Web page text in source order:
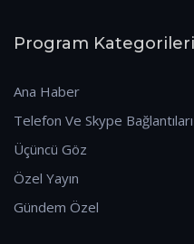
Program Kategorileri
Ana Haber
Telefon Ve Skype Bağlantıları
Üçüncü Göz
Özel Yayın
Gündem Özel